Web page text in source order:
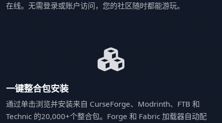
在线。无需登录或账户访问，您的社区随时都能游玩。
一键整合包安装
通过单击浏览并安装来自 CurseForge、Modrinth、FTB 和
Technic 的20,000+个整合包。Forge 和 Fabric 加载器自动配